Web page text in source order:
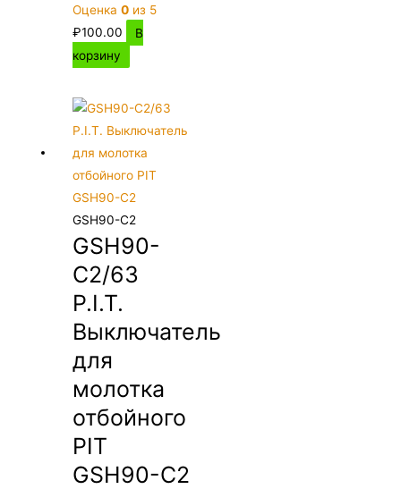
Оценка0 из 5
₽100.00
В
корзину
GSH90-C2
GSH90-
C2/63
P.I.T.
Выключатель
для
молотка
отбойного
PIT
GSH90-C2